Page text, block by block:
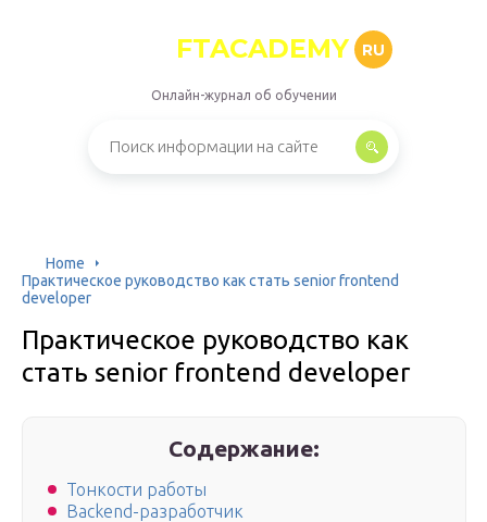
FTACADEMY RU
Онлайн-журнал об обучении
Home
Практическое руководство как стать senior frontend
developer
Практическое руководство как
стать senior frontend developer
Содержание:
Тонкости работы
Backend-разработчик